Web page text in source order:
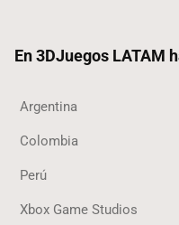
En 3DJuegos LATAM
Argentina
Colombia
Perú
Xbox Game Studios